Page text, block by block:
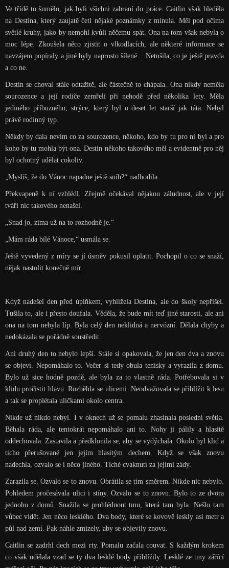
Ve třídě to šumělo, jak byli všichni zabraní do práce. Caitlin však hleděla
na Destina, který zaujatě četl nějaké poznámky z minula. Měl pod očima
světlé kruhy, jako by nemohl kvůli něčemu spát. Ona na tom však nebyla o
moc lépe. Zkoušela něco zjistit o vlkodlacích, ale některé informace se
navzájem popíraly a jiné byly naprosto šílené... Netušila, co je ještě pravda
a co ne.
Destin se choval stále odtažitě, ale částečně to chápala. Ona nikdy neměla
sourozence a její rodiče zemřeli při nehodě před několika lety. Měla
jediného příbuzného, strýce, který byl o deset let starší jak táta. Nebyl
právě rodinný typ.
Někdy by dala nevím co za sourozence, někoho, kdo by tu pro ni byl a pro
koho by tu mohla být ona. Destin někoho takového měl a evidentně pro něj
byl ochotný udělat cokoliv.
„Myslíš, že do Vánoc napadne ještě sníh?“ nadhodila.
Překvapeně k ní vzhlédl. Zřejmě očekával nějakou záludnost, ale v její
tváři nic takového nenašel.
„Snad jo, zima už na to rozhodně je.“
„Mám ráda bílé Vánoce,“ usmála se.
Ještě vyvedený z míry se jí úsměv pokusil oplatit. Pochopil o co se snaží,
nějak nastolit konečně mír.
Když nadešel den před úplňkem, vyhlížela Destina, ale do školy nepřišel.
Tušila to, ale i přesto doufala. Věděla, že bude mít teď jiné starosti, ale ani
ona na tom nebyla líp. Byla celý den neklidná a nervózní. Dělala chyby a
nedokázala se pořádně soustředit.
Ani druhý den to nebylo lepší. Stále si opakovala, že jen den dva a znovu
se objeví. Nepomáhalo to. Večer si tedy obula tenisky a vyrazila z domu.
Bylo už sice hodně pozdě, ale byla za to vlastně ráda. Potřebovala si v
klidu pročistit hlavu. Rozběhla se ulicemi. Neodvažovala se přiblížit k lesu
a tak se proplétala uličkami okolo centra.
Nikde už nikdo nebyl. I v oknech už se pomalu zhasínala poslední světla.
Běhala ráda, ale tentokrát nepomáhalo ani to. Nohy ji pálily a hlasitě
oddechovala. Zastavila a předklonila se, aby se vydýchala. Okolo byl klid a
ticho přerušované jen jejím hlasitým dechem. Když se však znovu
nadechla, ozvalo se i něco jiného. Tiché cvaknutí za jejími zády.
Zarazila se. Ozvalo se to znovu. Obrátila se tím směrem. Nikde nic nebylo.
Pohledem pročesávala ulici i stíny. Ozvalo se to znovu. Bylo to ze dvora
jednoho z domů. Snažila se prohlédnout tmu, která tam byla. Nešlo tam
vůbec vidět. Jen něco lesklého. Dva body, které se kovově leskly asi metr a
půl nad zemí. Pak náhle zmizely, aby se objevily znovu.
Caitlin se zadrhl dech mezi rty. Pomalu začala couvat. S každým krokem
co však udělala vzad se ty dva lesklé body přiblížily. Lesklé ze tmy zářící